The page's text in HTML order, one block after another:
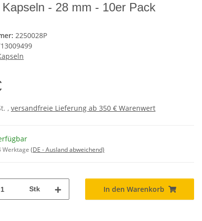
Kapseln - 28 mm - 10er Pack
2250028P
, versandfreie Lieferung ab 350 € Warenwert
Werktage (DE - Ausland abweichend)
Stk In den Warenkorb